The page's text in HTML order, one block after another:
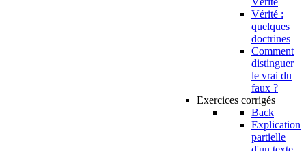
Vérité :
quelques
doctrines
Comment
distinguer
le vrai du
faux ?
Exercices corrigés
Back
Explication
partielle